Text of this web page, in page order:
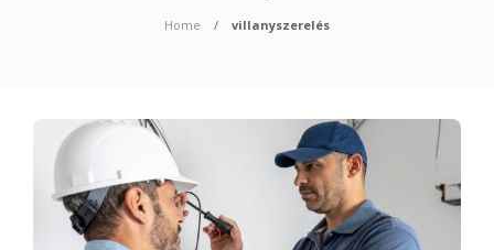
Home villanyszerelés